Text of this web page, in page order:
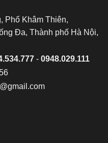
Phố Khâm Thiên,
Đa, Thành phố Hà Nội,
- 0948.029.111